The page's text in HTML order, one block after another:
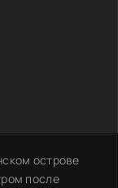
острове
после